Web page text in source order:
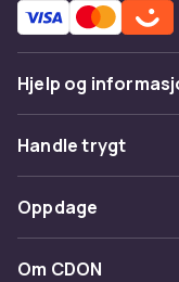
Hjelp og
Vanlige spørsmål
Spor pakke
Angre & returner
Kontakt oss
Handle trygt
Betaling
Levering
Oppdage
Kategorier
Om CDON